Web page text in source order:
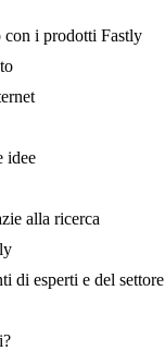
con i prodotti Fastly
idee
alla ricerca
di esperti e del settore